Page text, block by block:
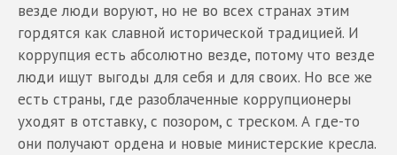
везде люди воруют, но не во всех странах этим
гордятся как славной исторической традицией. И
коррупция есть абсолютно везде, потому что везде
люди ищут выгоды для себя и для своих. Но все же
есть страны, где разоблаченные коррупционеры
уходят в отставку, с позором, с треском. А где-то
они получают ордена и новые министерские кресла.